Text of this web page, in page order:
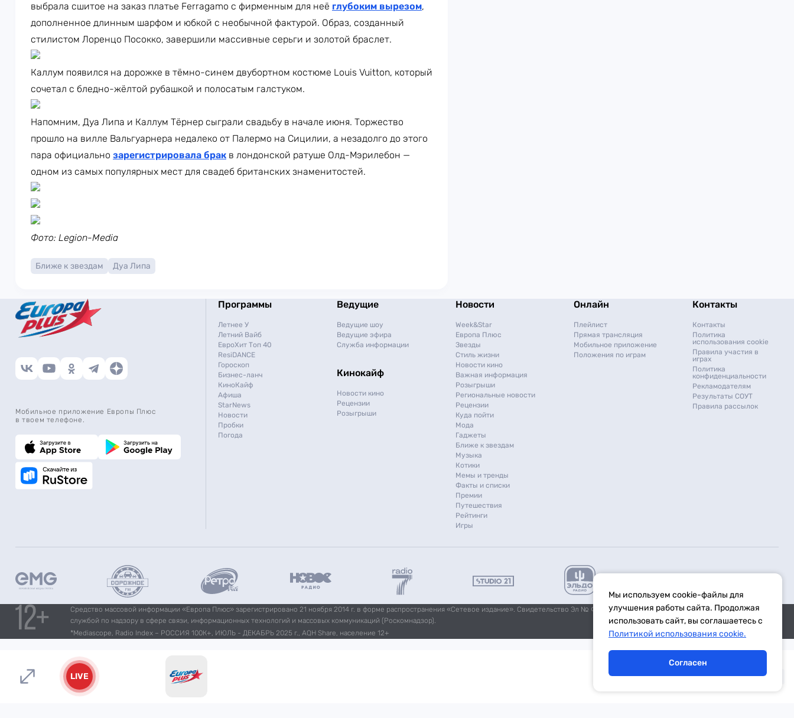
выбрала сшитое на заказ платье Ferragamo с фирменным для неё глубоким вырезом,
дополненное длинным шарфом и юбкой с необычной фактурой. Образ, созданный
стилистом Лоренцо Посокко, завершили массивные серьги и золотой браслет.
Каллум появился на дорожке в тёмно-синем двубортном костюме Louis Vuitton, который
сочетал с бледно-жёлтой рубашкой и полосатым галстуком.
Напомним, Дуа Липа и Каллум Тёрнер сыграли свадьбу в начале июня. Торжество
прошло на вилле Вальгуарнера недалеко от Палермо на Сицилии, а незадолго до этого
пара официально зарегистрировала брак в лондонской ратуше Олд-Мэрилебон —
одном из самых популярных мест для свадеб британских знаменитостей.
Фото: Legion-Media
Ближе к звездам Дуа Липа
Мобильное приложение Европы Плюс
в твоем телефоне.
Программы
Летнее У
Летний Вайб
ЕвроХит Топ 40
ResiDANCE
Гороскоп
Бизнес-ланч
КиноКайф
Афиша
StarNews
Новости
Пробки
Погода
Ведущие
Ведущие шоу
Ведущие эфира
Служба информации
Кинокайф
Новости кино
Рецензии
Розыгрыши
Новости
Week&Star
Европа Плюс
Звезды
Стиль жизни
Новости кино
Важная информация
Розыгрыши
Региональные новости
Рецензии
Куда пойти
Мода
Гаджеты
Ближе к звездам
Музыка
Котики
Мемы и тренды
Факты и списки
Премии
Путешествия
Рейтинги
Игры
Онлайн
Плейлист
Прямая трансляция
Мобильное приложение
Положения по играм
Контакты
Контакты
Политика
использования cookie
Правила участия в
играх
Политика
конфиденциальности
Рекламодателям
Результаты СОУТ
Правила рассылок
Средство массовой информации «Европа Плюс» зарегистрировано 21 ноября 2014 г. в форме распространения «Сетевое издание». Свидетельство Эл № ФС77-59972 от 21.11.2014 выдано Федеральной
службой по надзору в сфере связи, информационных технологий и массовых коммуникаций (Роскомнадзор).
*Mediascope, Radio Index – РОССИЯ 100К+, ИЮЛЬ - ДЕКАБРЬ 2025 г., AQH Share, население 12+
LIVE
Мы используем cookie-файлы для
улучшения работы сайта. Продолжая
использовать сайт, вы соглашаетесь с
Политикой использования cookie.
Согласен